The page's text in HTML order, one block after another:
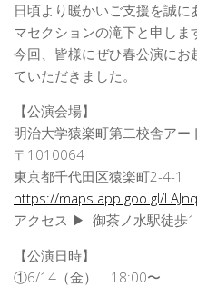
日頃より暖かいご支援を誠に
マセクションの滝下と申しま
今回、皆様にぜひ春公演に
ていただきました。
【公演会場】
明治大学猿楽町第二校舎アー
〒1010064
東京都千代田区猿楽町2-4-1
https://maps.app.goo.gl/
アクセス ▶ 御茶ノ水駅徒歩
【公演日時】
①6/14（金） 18:00〜